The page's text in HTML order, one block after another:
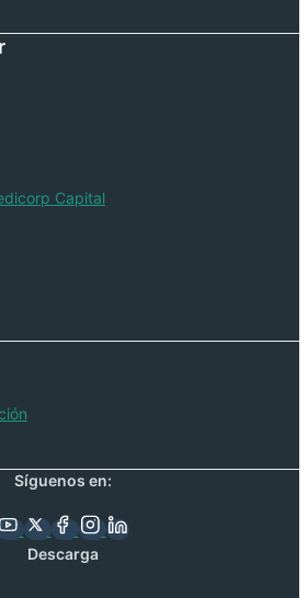
Capital
Síguenos en:
Descarga